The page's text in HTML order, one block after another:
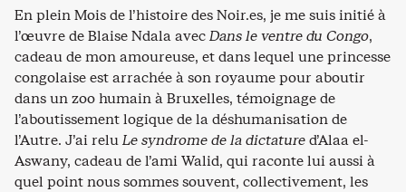
En plein Mois de l’histoire des Noir.es, je me suis initié à
l’œuvre de Blaise Ndala avecDans le ventre du Congo,
cadeau de mon amoureuse, et dans lequel une princesse
congolaise est arrachée à son royaume pour aboutir
dans un zoo humain à Bruxelles, témoignage de
l’aboutissement logique de la déshumanisation de
l’Autre. J’ai reluLe syndrome de la dictatured’Alaa el-
Aswany, cadeau de l’ami Walid, qui raconte lui aussi à
quel point nous sommes souvent, collectivement, les